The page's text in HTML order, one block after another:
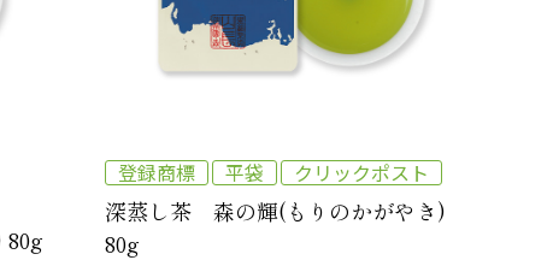
登録商標 平袋 クリックポスト
深蒸し茶 森の輝(もりのかがやき)
80g